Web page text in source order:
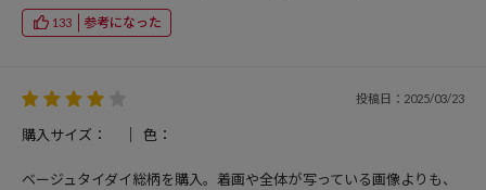
133 参考になった
投稿日：2025/03/23
購入サイズ： 色：
ベージュタイダイ総柄を購入。着画や全体が写っている画像よりも、